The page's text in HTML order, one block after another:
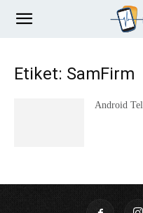
Etiket: SamFirm
Android